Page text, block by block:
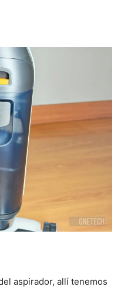
aspirador, allí tenemos